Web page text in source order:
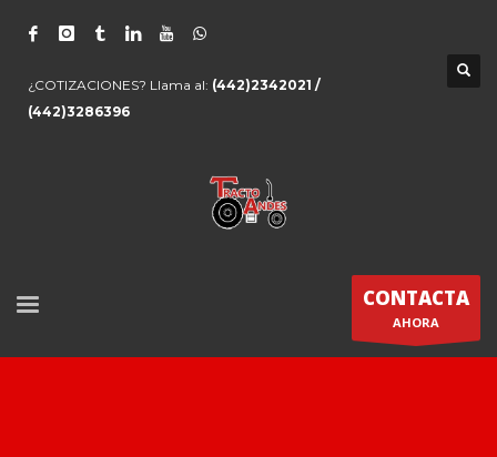
¿COTIZACIONES? Llama al: (442)2342021 /
(442)3286396
CONTACTA
AHORA